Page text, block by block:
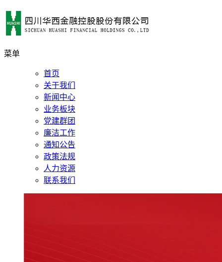
菜单
首页
关于我们
新闻中心
业务板块
党建群团
廉洁工作
通知公告
政策法规
人力资源
联系我们